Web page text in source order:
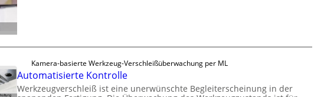
u
r
u
c
Kamera-basierte Werkzeug-Verschleißüberwachung per ML
Automatisierte Kontrolle
Werkzeugverschleiß ist eine unerwünschte Begleiterscheinung in der